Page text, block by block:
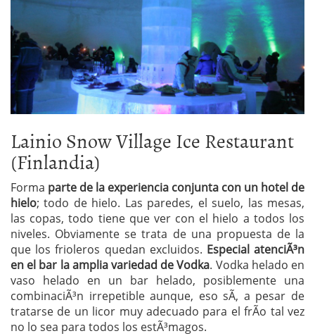
Lainio Snow Village Ice Restaurant
(Finlandia)
Forma parte de la experiencia conjunta con un hotel de
hielo; todo de hielo. Las paredes, el suelo, las mesas,
las copas, todo tiene que ver con el hielo a todos los
niveles. Obviamente se trata de una propuesta de la
que los frioleros quedan excluidos. Especial atenciÃ³n
en el bar la amplia variedad de Vodka. Vodka helado en
vaso helado en un bar helado, posiblemente una
combinaciÃ³n irrepetible aunque, eso sÃ­, a pesar de
tratarse de un licor muy adecuado para el frÃ­o tal vez
no lo sea para todos los estÃ³magos.